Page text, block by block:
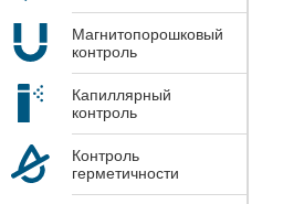
Магнитопорошковый
контроль
Капиллярный
контроль
Контроль
герметичности